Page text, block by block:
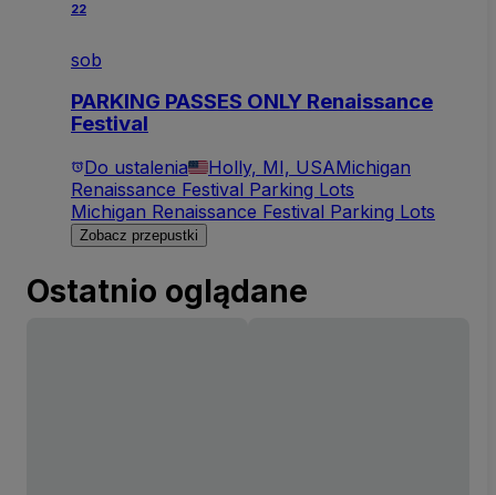
22
sob
PARKING PASSES ONLY Renaissance
Festival
Do ustalenia Holly, MI, USAMichigan
Renaissance Festival Parking Lots
Michigan Renaissance Festival Parking Lots
Zobacz przepustki
Ostatnio oglądane